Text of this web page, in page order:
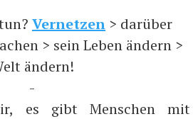
Vernetzen > darüber
> sein Leben ändern >
ändern!
-
es gibt Menschen mit